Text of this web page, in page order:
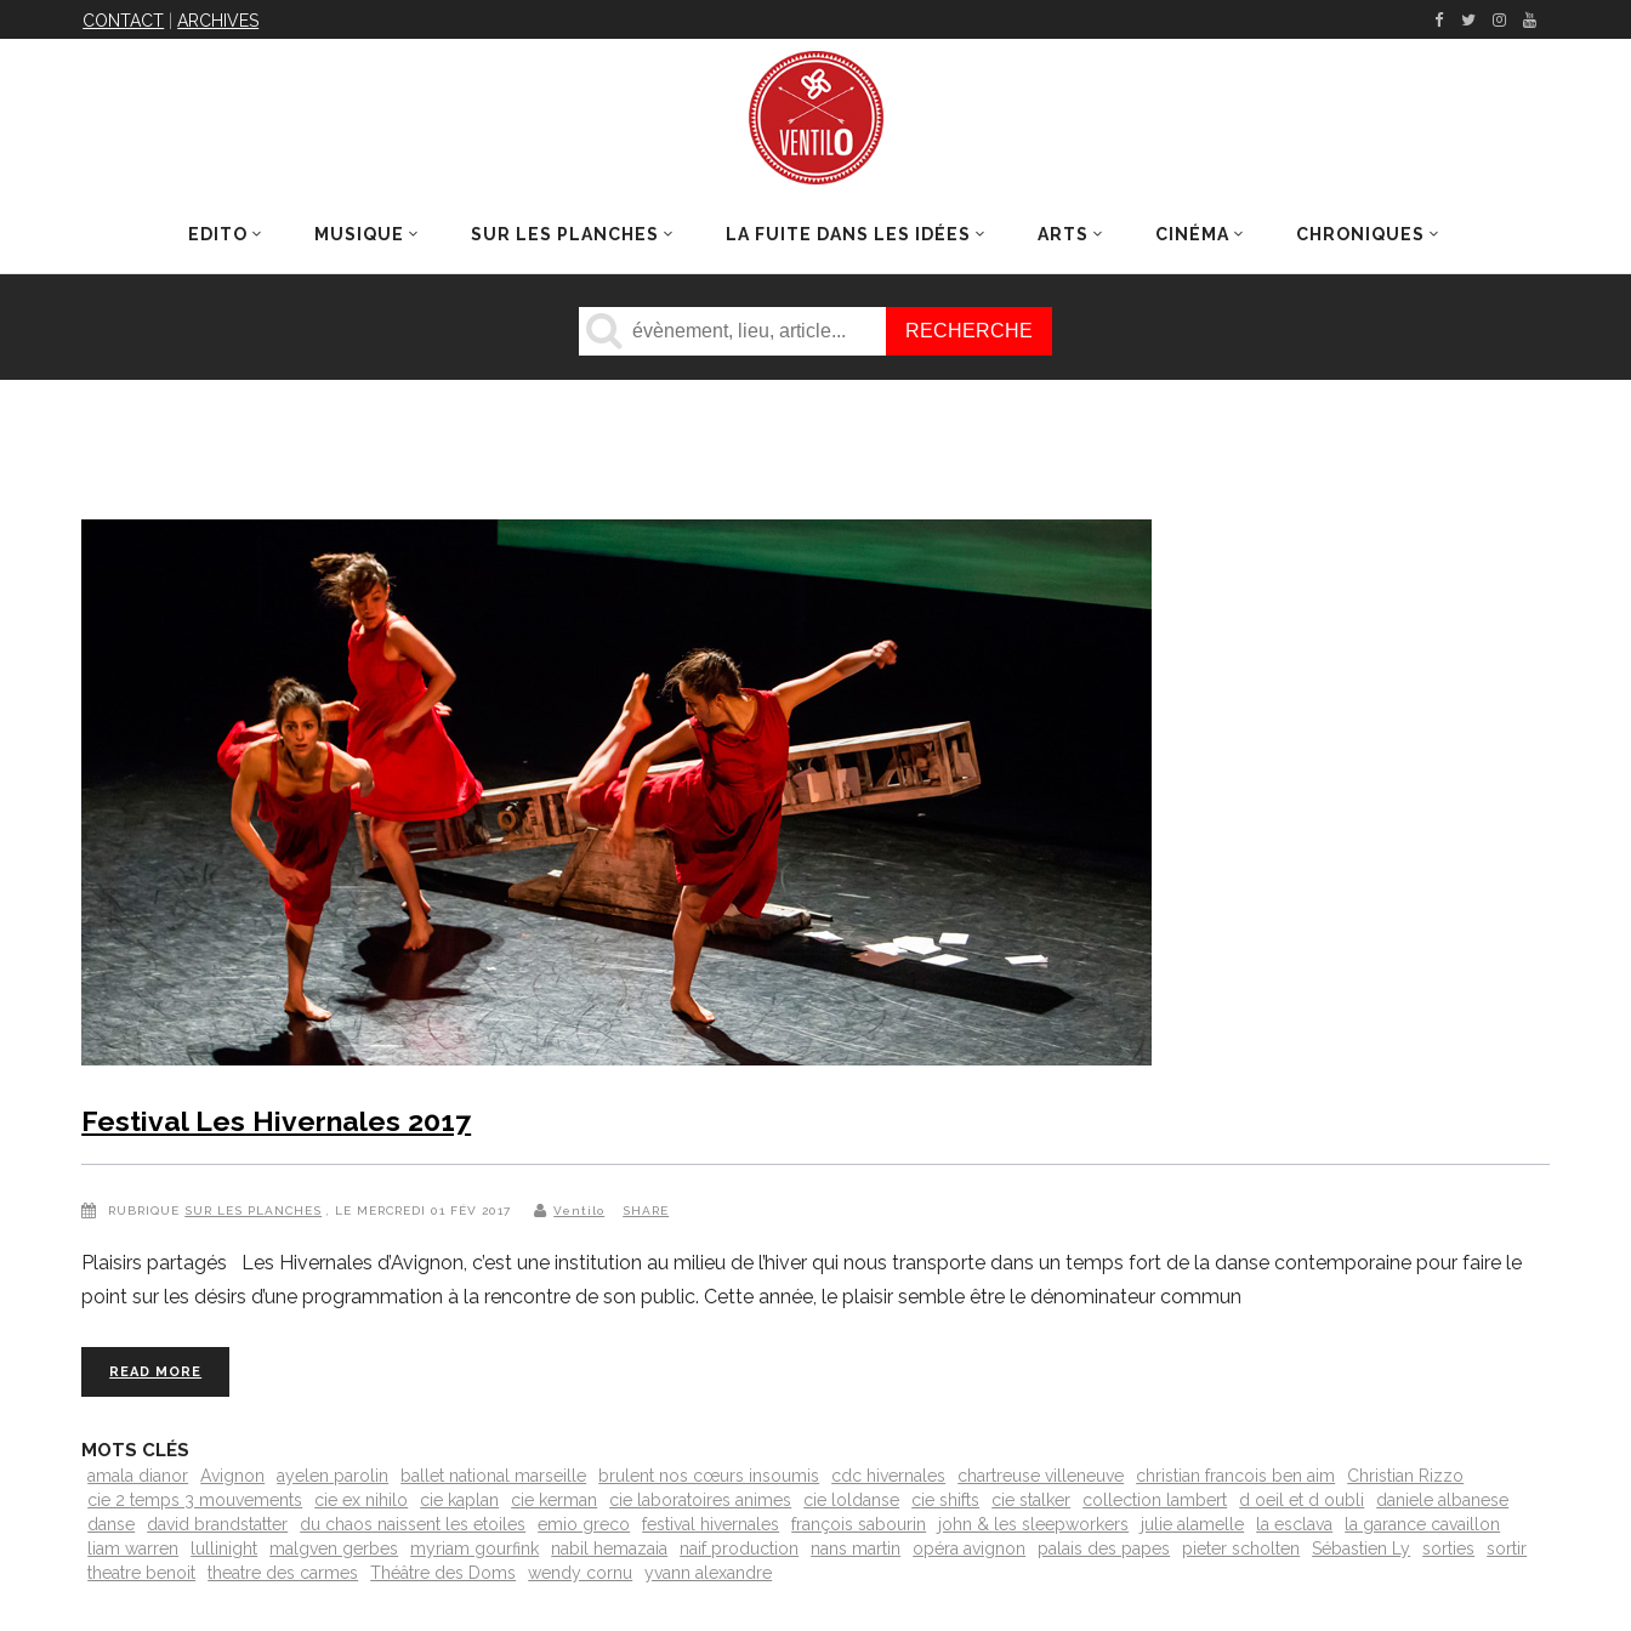
CONTACT |ARCHIVES
EDITO MUSIQUE SUR LES PLANCHES LA FUITE DANS LES IDÉES ARTS CINÉMA CHRONIQUES
DERNIERS ARTICLES
Festival Les Hivernales 2017
RUBRIQUE SUR LES PLANCHES , LE MERCREDI 01 FÉV 2017 Ventilo SHARE
Plaisirs partagés Les Hivernales d’Avignon, c’est une institution au milieu de l’hiver qui nous transporte dans un temps fort de la danse contemporaine pour faire le
point sur les désirs d’une programmation à la rencontre de son public. Cette année, le plaisir semble être le dénominateur commun
READ MORE
MOTS CLÉS
amala dianor Avignon ayelen parolin ballet national marseille brulent nos cœurs insoumis cdc hivernales chartreuse villeneuve christian francois ben aim
Christian Rizzo
cie 2 temps 3 mouvements
cie ex nihilo cie kaplan cie kerman cie laboratoires animes cie loldanse cie shifts cie stalker collection lambert d oeil et d oubli
daniele albanese
danse
david brandstatter du chaos naissent les etoiles emio greco festival hivernales françois sabourin john & les sleepworkers julie alamelle la esclava
la garance cavaillon
liam warren
lullinight malgven gerbes myriam gourfink nabil hemazaia naif production nans martin opéra avignon palais des papes pieter scholten Sébastien Ly sorties
sortir
theatre benoit
theatre des carmes Théâtre des Doms wendy cornu yvann alexandre